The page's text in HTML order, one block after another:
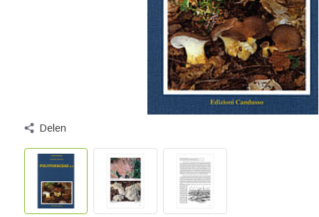
Delen